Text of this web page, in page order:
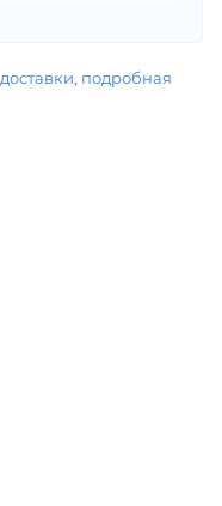
доставки подробная